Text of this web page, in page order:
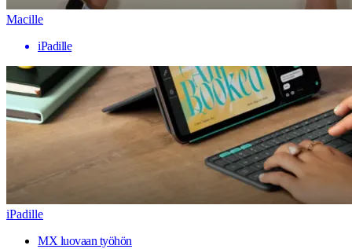
Macille
iPadille
iPadille
MX luovaan työhön